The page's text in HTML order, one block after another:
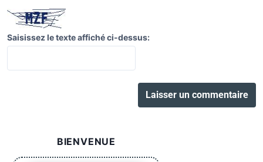
Saisissez le texte affiché ci-dessus:
BIENVENUE